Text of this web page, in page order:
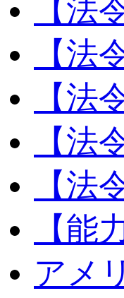
【法
【法
【法
【法
【法
【能
アメ